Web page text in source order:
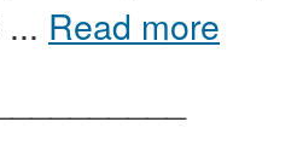
Read more